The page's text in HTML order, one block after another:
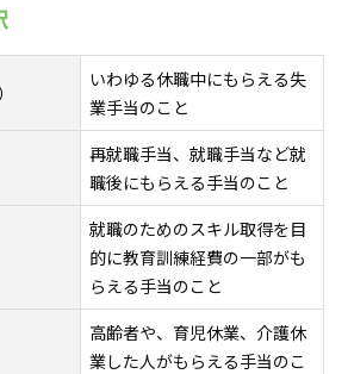
の深刻化があります。企業への影響と
再雇用者の場合、給付金が年間15万
付金減額分を企業が補填する場合、年
担が発生します。企業が対応すべき事
。 (1)現状の影響度調査 (2)賃金制度の
業規則・雇用契約の改定 (4)従業員への
な処遇改善策の検討 高年齢雇用継続
業の人事担当者が行い、初回は支給対
、継続申請は2ヶ月に1度実施します。
雇用関連助成金との併用も可能で、特
成金や65歳超雇用推進助成金の活用も
齢者雇用の重要性は増しており、年齢
可能な雇用制度の構築が企業に求めら
いわゆる休職中にもらえる失
業手当のこと
再就職手当、就職手当など就
職後にもらえる手当のこと
就職のためのスキル取得を目
的に教育訓練経費の一部がも
らえる手当のこと
高齢者や、育児休業、介護休
業した人がもらえる手当のこ